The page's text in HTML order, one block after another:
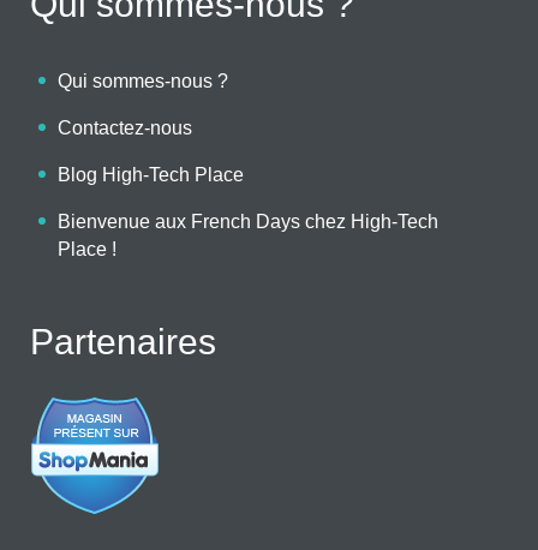
Qui sommes-nous ?
Contactez-nous
Blog High-Tech Place
Bienvenue aux French Days chez High-Tech
Place !
Partenaires